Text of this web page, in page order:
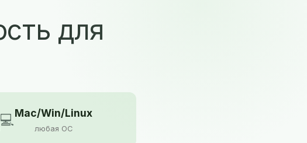
для
💻Mac/Win/Linux
любая ОС